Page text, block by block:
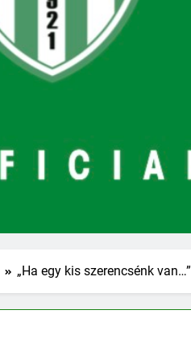
„Ha egy kis szerencsénk van…”